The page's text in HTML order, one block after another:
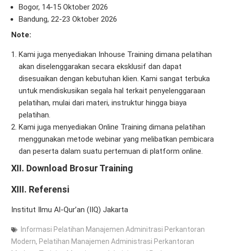
Bogor, 14-15 Oktober 2026
Bandung, 22-23 Oktober 2026
Note:
Kami juga menyediakan Inhouse Training dimana pelatihan
akan diselenggarakan secara eksklusif dan dapat
disesuaikan dengan kebutuhan klien. Kami sangat terbuka
untuk mendiskusikan segala hal terkait penyelenggaraan
pelatihan, mulai dari materi, instruktur hingga biaya
pelatihan.
Kami juga menyediakan Online Training dimana pelatihan
menggunakan metode webinar yang melibatkan pembicara
dan peserta dalam suatu pertemuan di platform online.
XII. Download Brosur Training
XIII. Referensi
Institut Ilmu Al-Qur’an (IIQ) Jakarta
Informasi Pelatihan Manajemen Adminitrasi Perkantoran
Modern, Pelatihan Manajemen Administrasi Perkantoran